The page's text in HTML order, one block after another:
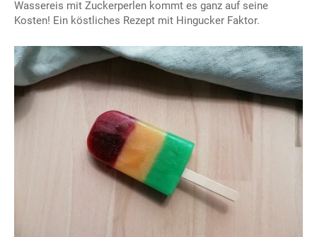
Wassereis mit Zuckerperlen kommt es ganz auf seine
Kosten! Ein köstliches Rezept mit Hingucker Faktor.